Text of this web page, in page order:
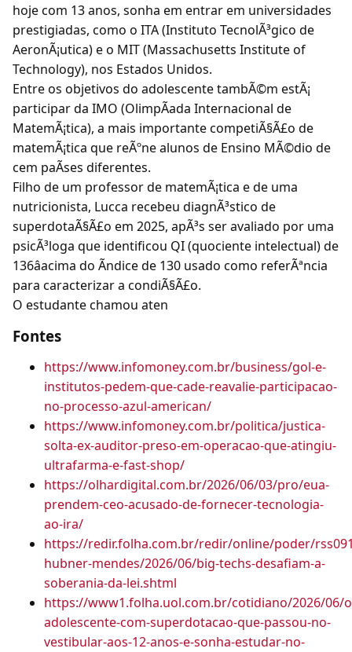
hoje com 13 anos, sonha em entrar em universidades
prestigiadas, como o ITA (Instituto TecnolÃ³gico de
AeronÃ¡utica) e o MIT (Massachusetts Institute of
Technology), nos Estados Unidos.
Entre os objetivos do adolescente tambÃ©m estÃ¡
participar da IMO (OlimpÃada Internacional de
MatemÃ¡tica), a mais importante competiÃ§Ã£o de
matemÃ¡tica que reÃºne alunos de Ensino MÃ©dio de
cem paÃses diferentes.
Filho de um professor de matemÃ¡tica e de uma
nutricionista, Lucca recebeu diagnÃ³stico de
superdotaÃ§Ã£o em 2025, apÃ³s ser avaliado por uma
psicÃ³loga que identificou QI (quociente intelectual) de
136âacima do Ãndice de 130 usado como referÃªncia
para caracterizar a condiÃ§Ã£o.
O estudante chamou aten
Fontes
https://www.infomoney.com.br/business/gol-e-
institutos-pedem-que-cade-reavalie-participacao-
no-processo-azul-american/
https://www.infomoney.com.br/politica/justica-
solta-ex-auditor-preso-em-operacao-que-atingiu-
ultrafarma-e-fast-shop/
https://olhardigital.com.br/2026/06/03/pro/eua-
prendem-ceo-acusado-de-fornecer-tecnologia-
ao-ira/
https://redir.folha.com.br/redir/online/poder/
hubner-mendes/2026/06/big-techs-desafiam-a-
soberania-da-lei.shtml
https://www1.folha.uol.com.br/cotidiano/2026/06/
adolescente-com-superdotacao-que-passou-no-
vestibular-aos-12-anos-e-sonha-estudar-no-